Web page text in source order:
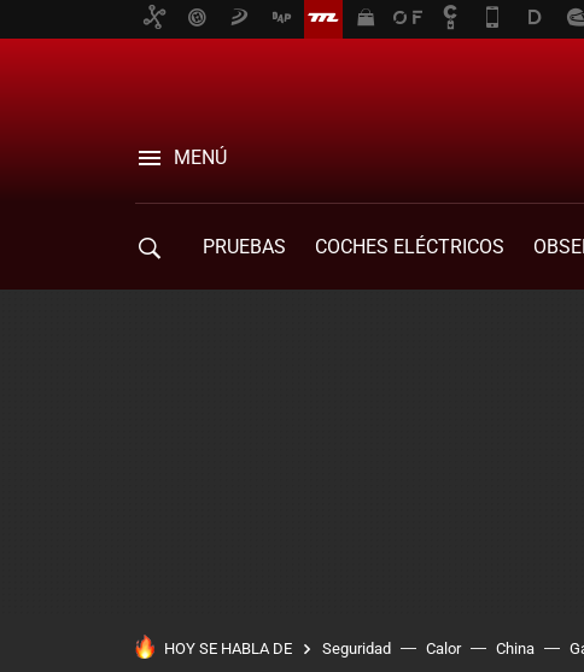
MENÚ
PRUEBAS COCHES ELÉCTRICOS
HOY SE HABLA DE Seguridad Calor China